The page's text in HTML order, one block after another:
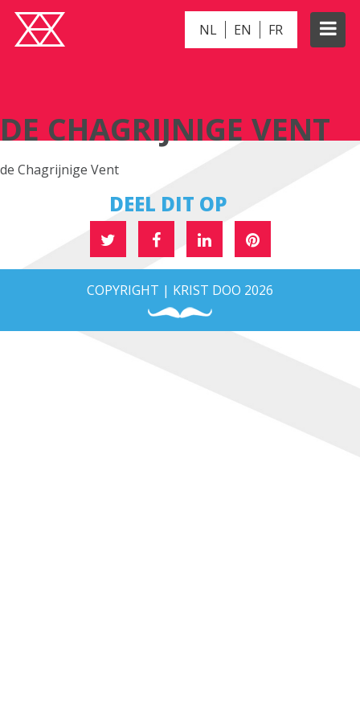
NL EN FR
DE CHAGRIJNIGE VENT
de Chagrijnige Vent
DEEL DIT OP
COPYRIGHT | KRIST DOO 2026